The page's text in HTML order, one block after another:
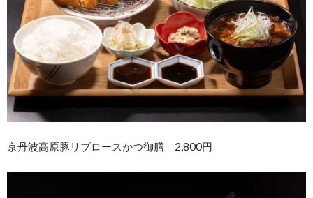
京丹波高原豚リブロースかつ御膳 2,800円